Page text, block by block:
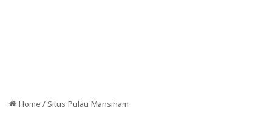
Home / Situs Pulau Mansinam